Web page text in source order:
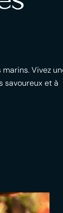
Vivez
savoureux et à